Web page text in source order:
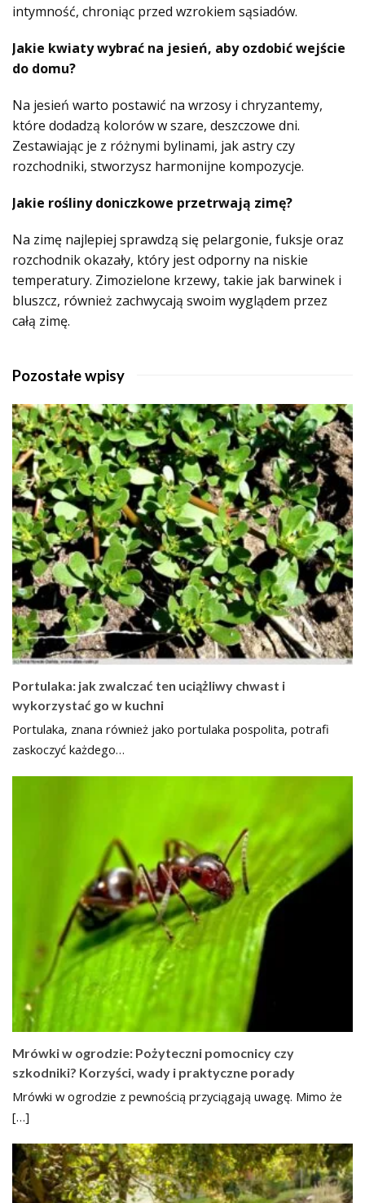
intymność, chroniąc przed wzrokiem sąsiadów.
Jakie kwiaty wybrać na jesień, aby ozdobić wejście
do domu?
Na jesień warto postawić na wrzosy i chryzantemy,
które dodadzą kolorów w szare, deszczowe dni.
Zestawiając je z różnymi bylinami, jak astry czy
rozchodniki, stworzysz harmonijne kompozycje.
Jakie rośliny doniczkowe przetrwają zimę?
Na zimę najlepiej sprawdzą się pelargonie, fuksje oraz
rozchodnik okazały, który jest odporny na niskie
temperatury. Zimozielone krzewy, takie jak barwinek i
bluszcz, również zachwycają swoim wyglądem przez
całą zimę.
Pozostałe wpisy
Portulaka: jak zwalczać ten uciążliwy chwast i
wykorzystać go w kuchni
Portulaka, znana również jako portulaka pospolita, potrafi
zaskoczyć każdego…
Mrówki w ogrodzie: Pożyteczni pomocnicy czy
szkodniki? Korzyści, wady i praktyczne porady
Mrówki w ogrodzie z pewnością przyciągają uwagę. Mimo że
[…]